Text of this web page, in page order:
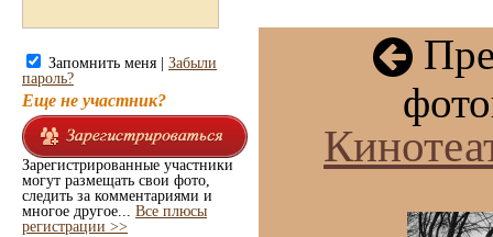
Запомнить меня | Забыли
пароль?
Еще не участник?
Зарегистрированные участники
могут размещать свои фото,
следить за комментариями и
многое другое... Все плюсы
регистрации >>